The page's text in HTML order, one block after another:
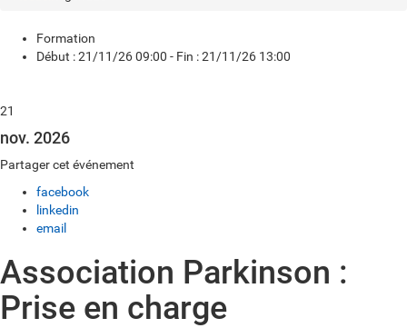
Formation
Début : 21/11/26 09:00 - Fin : 21/11/26 13:00
21
nov. 2026
Partager cet événement
facebook
linkedin
email
Association Parkinson :
Prise en charge